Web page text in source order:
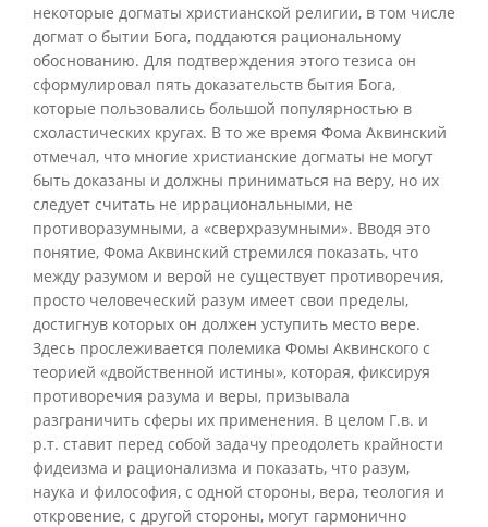
некоторые догматы христианской религии, в том числе
догмат о бытии Бога, поддаются рациональному
обоснованию. Для подтверждения этого тезиса он
сформулировал пять доказательств бытия Бога,
которые пользовались большой популярностью в
схоластических кругах. В то же время Фома Аквинский
отмечал, что многие христианские догматы не могут
быть доказаны и должны приниматься на веру, но их
следует считать не иррациональными, не
противоразумными, а «сверхразумными». Вводя это
понятие, Фома Аквинский стремился показать, что
между разумом и верой не существует противоречия,
просто человеческий разум имеет свои пределы,
достигнув которых он должен уступить место вере.
Здесь прослеживается полемика Фомы Аквинского с
теорией «двойственной истины», которая, фиксируя
противоречия разума и веры, призывала
разграничить сферы их применения. В целом Г.в. и
р.т. ставит перед собой задачу преодолеть крайности
фидеизма и рационализма и показать, что разум,
наука и философия, с одной стороны, вера, теология и
откровение, с другой стороны, могут гармонично